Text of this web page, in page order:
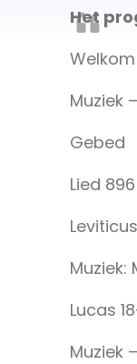
Het
Welkom
Muziek
Gebed
Lied
Lucas
Muziek